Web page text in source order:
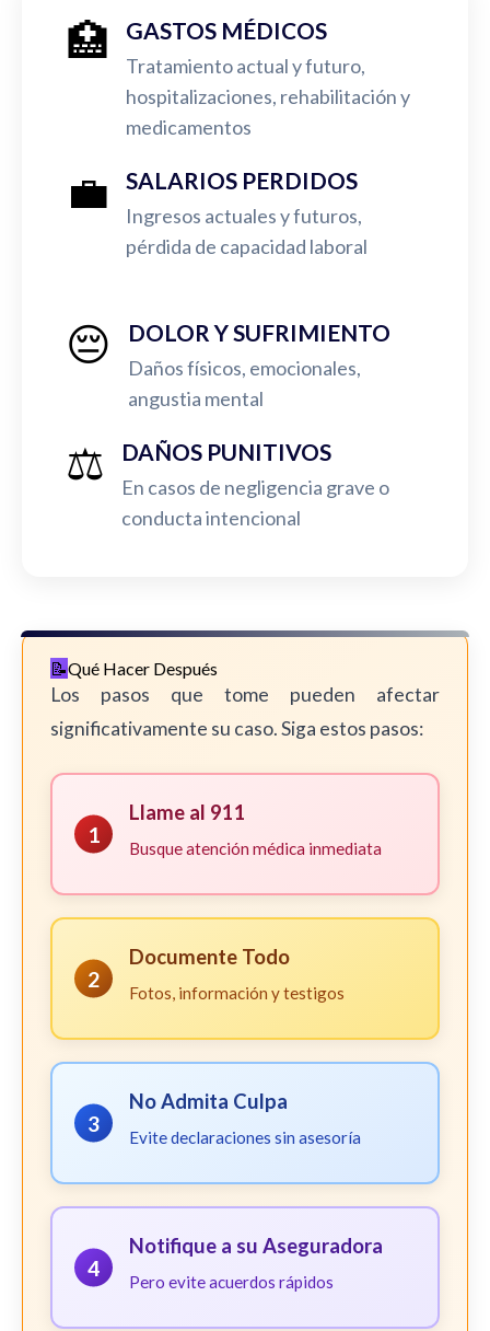
🏥 GASTOS MÉDICOS
Tratamiento actual y futuro,
hospitalizaciones, rehabilitación y
medicamentos
💼 SALARIOS PERDIDOS
Ingresos actuales y futuros,
pérdida de capacidad laboral
😔 DOLOR Y SUFRIMIENTO
Daños físicos, emocionales,
angustia mental
⚖️ DAÑOS PUNITIVOS
En casos de negligencia grave o
conducta intencional
Qué Hacer Después
Los pasos que tome pueden afectar
significativamente su caso. Siga estos pasos:
1
Llame al 911
Busque atención médica inmediata
2
Documente Todo
Fotos, información y testigos
3
No Admita Culpa
Evite declaraciones sin asesoría
4
Notifique a su Aseguradora
Pero evite acuerdos rápidos